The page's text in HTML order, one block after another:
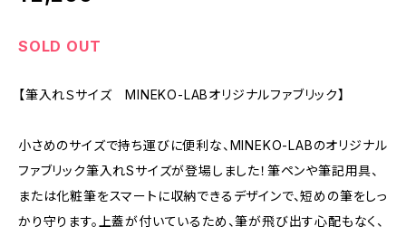
SOLD OUT
【筆入れＳサイズ MINEKO-LABオリジナルファブリック】
小さめのサイズで持ち運びに便利な、MINEKO-LABのオリジナル
ファブリック筆入れSサイズが登場しました！筆ペンや筆記用具、
または化粧筆をスマートに収納できるデザインで、短めの筆をしっ
かり守ります。上蓋が付いているため、筆が飛び出す心配もなく、